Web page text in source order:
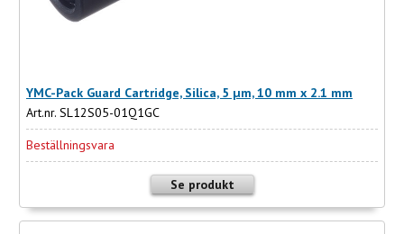
YMC-Pack Guard Cartridge, Silica, 5 µm, 10 mm x 2.1 mm
Art.nr. SL12S05-01Q1GC
Beställningsvara
Se produkt